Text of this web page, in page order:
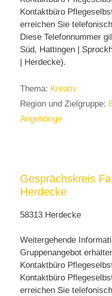
Kontaktbüro
erreichen Sie
Diese Telefonnummer
Süd, Hattingen |
| Herdecke).
Thema: Kreativ
Region und Zielgruppe:
Angehörige
Gesprächskreis
Herdecke
58313 Herdecke
Weitergehende
Gruppenangebot
Kontaktbüro
Kontaktbüro
erreichen Sie